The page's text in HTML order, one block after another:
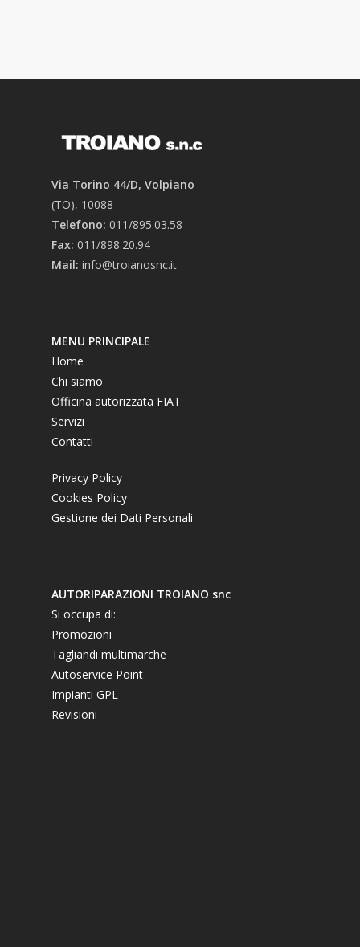
Via Torino 44/D, Volpiano
(TO), 10088
Telefono: 011/895.03.58
Fax: 011/898.20.94
Mail: info@troianosnc.it
MENU PRINCIPALE
Home
Chi siamo
Officina autorizzata FIAT
Servizi
Contatti
Privacy Policy
Cookies Policy
Gestione dei Dati Personali
AUTORIPARAZIONI TROIANO snc
Si occupa di:
Promozioni
Tagliandi multimarche
Autoservice Point
Impianti GPL
Revisioni